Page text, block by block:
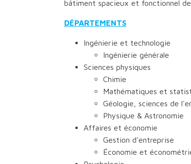
bâtiment spacieux et fonctionnel
DÉPARTEMENTS
Ingénierie et technologie
Ingénierie générale
Sciences physiques
Chimie
Mathématiques et
Géologie, sciences de
Physique & Astronomie
Affaires et économie
Gestion d'entreprise
Économie et